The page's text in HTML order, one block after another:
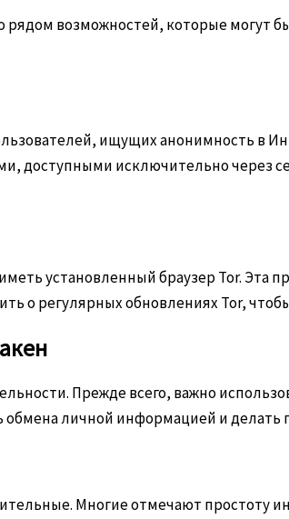
рядом возможностей, которые могут
ищущих анонимность в
доступными исключительно через
установленный браузер Tor. Эта
о регулярных обновлениях Tor,
Прежде всего, важно
обмена личной информацией и
Многие отмечают простоту